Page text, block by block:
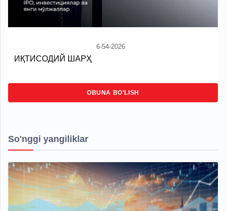
6-54-2026
ИҚТИСОДИЙ ШАРҲ
OBUNA BO‘LISH
So'nggi yangiliklar